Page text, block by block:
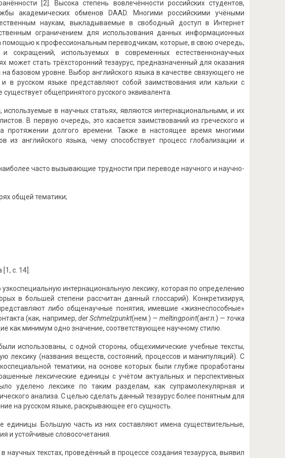
[2]. Высока степень вовлечённости российских студентов,
академических обменов DAAD. Многими российскими учёными
наукам, выкладываемые в свободный доступ в Интернет
ограничением для использования данных информационных
помощью к профессиональным переводчикам, которые, в свою очередь,
сокращений, используемых в современных естественнонаучных
стать трёхсторонний тезаурус, предназначенный для оказания
уровне. Выбор английского языка в качестве связующего не
в русском языке представляют собой заимствования или кальки с
общепринятого русского эквивалента.
в научных статьях, являются интернациональными, и их
В первую очередь, это касается заимствований из греческого и
протяжении долгого времени. Также в настоящее время многими
из английского языка, чему способствует процесс глобализации и
часто вызывающие трудности при переводе научного и научно-
общей тематики;
с. 14].
интернациональную лексику, которая по определению
в большей степени рассчитан данный глоссарий). Конкретизируя,
либо общенаучные понятия, имевшие «жизнеспособные»
(как, например, derSchmelzpunkt(нем.) — meltingpoint(англ.) —точка
минимум одно значение, соответствующее научному стилю.
использованы, с одной стороны, общехимические учебные тексты,
(названия веществ, состояний, процессов и манипуляций). С
тематики, на основе которых были глубже проработаны
лексические единицы с учётом актуальных и перспективных
уделено лексике по таким разделам, как супрамолекулярная и
анализа. С целью сделать данный тезаурус более понятным для
на русском языке, раскрывающее его сущность.
единицы. Большую часть из них составляют имена существительные,
и устойчивые словосочетания.
текстах, проведённый в процессе создания тезауруса, выявил